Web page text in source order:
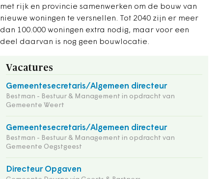
met rijk en provincie samenwerken om de bouw van
nieuwe woningen te versnellen. Tot 2040 zijn er meer
dan 100.000 woningen extra nodig, maar voor een
deel daarvan is nog geen bouwlocatie.
Vacatures
Gemeentesecretaris/Algemeen directeur
Bestman - Bestuur & Management in opdracht van
Gemeente Weert
Gemeentesecretaris/Algemeen directeur
Bestman - Bestuur & Management in opdracht van
Gemeente Oegstgeest
Directeur Opgaven